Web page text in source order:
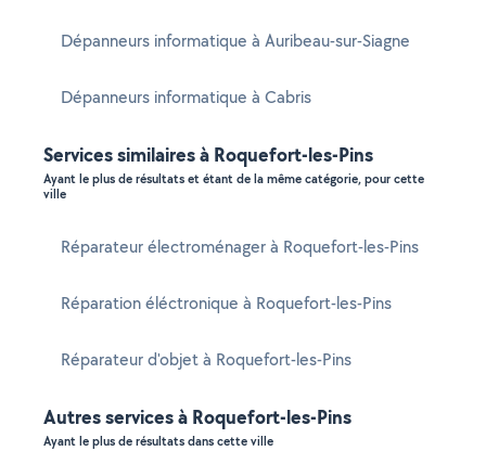
Dépanneurs informatique à Auribeau-sur-Siagne
Dépanneurs informatique à Cabris
Services similaires à Roquefort-les-Pins
Ayant le plus de résultats et étant de la même catégorie, pour cette
ville
Réparateur électroménager à Roquefort-les-Pins
Réparation éléctronique à Roquefort-les-Pins
Réparateur d'objet à Roquefort-les-Pins
Autres services à Roquefort-les-Pins
Ayant le plus de résultats dans cette ville